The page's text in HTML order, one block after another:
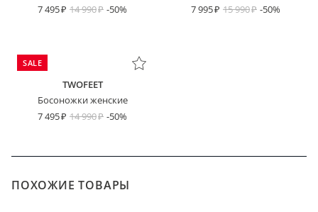
7 495
14 990 -50%
7 995
15 990 -50%
SALE
TWOFEET
Босоножки женские
7 495
14 990 -50%
ПОХОЖИЕ ТОВАРЫ